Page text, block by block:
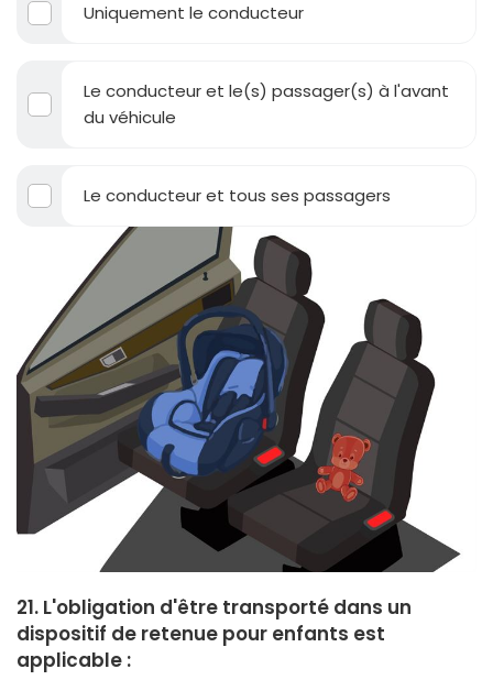
Uniquement le conducteur
Le conducteur et le(s) passager(s) à l'avant
du véhicule
Le conducteur et tous ses passagers
21. L'obligation d'être transporté dans un
dispositif de retenue pour enfants est
applicable :